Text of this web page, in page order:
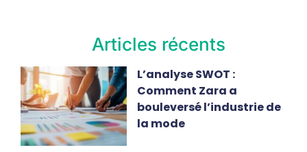
Articles récents
L’analyse SWOT :
Comment Zara a
bouleversé l’industrie de
la mode